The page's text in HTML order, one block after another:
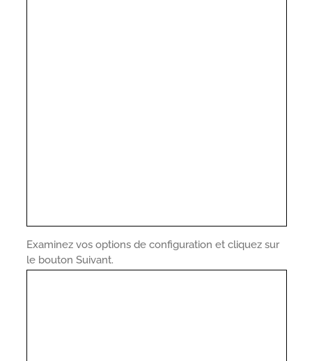
Examinez vos options de configuration et cliquez sur
le bouton Suivant.